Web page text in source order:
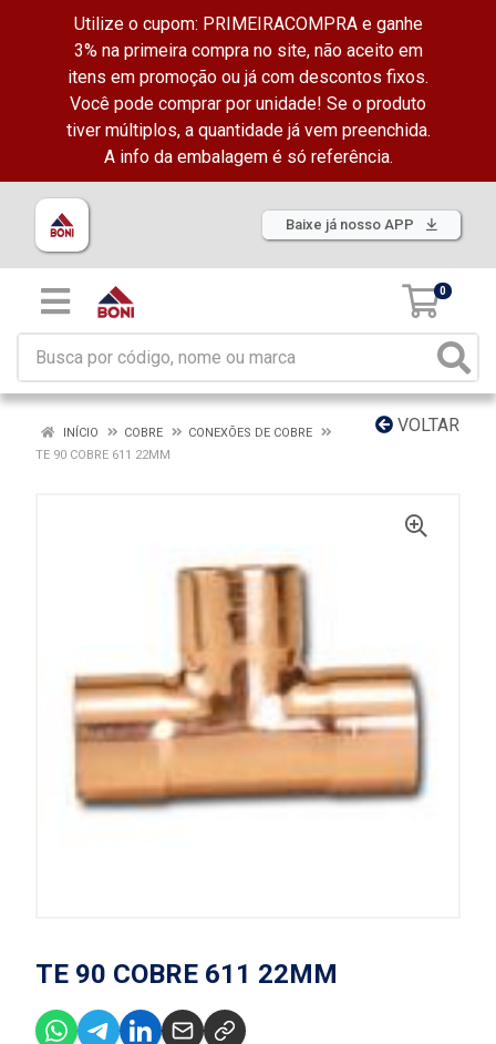
Utilize o cupom: PRIMEIRACOMPRA e ganhe
3% na primeira compra no site, não aceito em
itens em promoção ou já com descontos fixos.
Você pode comprar por unidade! Se o produto
tiver múltiplos, a quantidade já vem preenchida.
A info da embalagem é só referência.
Baixe já nosso APP
0
VOLTAR
INÍCIO COBRE
CONEXÕES DE COBRE
TE 90 COBRE 611 22MM
TE 90 COBRE 611 22MM